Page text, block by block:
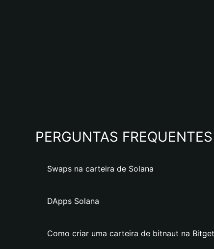
PERGUNTAS FREQUENTES
Swaps na carteira de Solana
DApps Solana
Como criar uma carteira de bitnaut na